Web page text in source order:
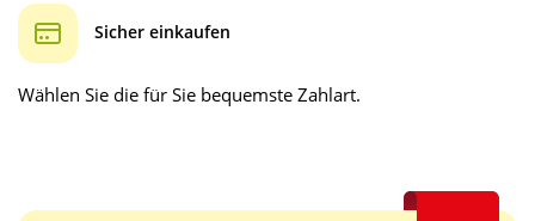
Sicher einkaufen
Wählen Sie die für Sie bequemste Zahlart.